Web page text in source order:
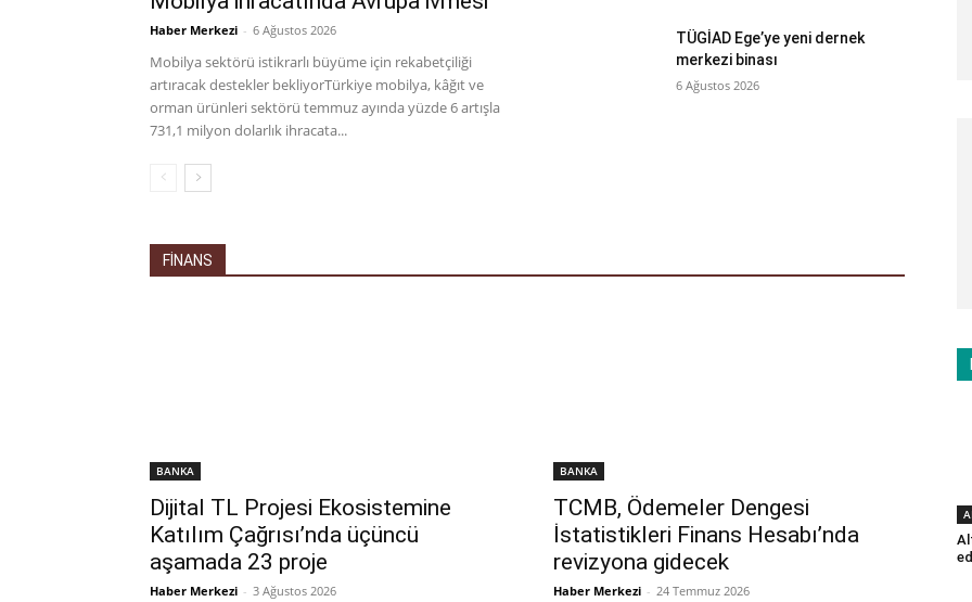
Haber Merkezi - 6 Ağustos 2026
Mobilya sektörü istikrarlı büyüme için rekabetçiliği
artıracak destekler bekliyorTürkiye mobilya, kâğıt ve
orman ürünleri sektörü temmuz ayında yüzde 6 artışla
731,1 milyon dolarlık ihracata...
TÜGİAD Ege’ye yeni dernek
merkezi binası
6 Ağustos 2026
FİNANS
BANKA
Dijital TL Projesi Ekosistemine
Katılım Çağrısı’nda üçüncü
aşamada 23 proje
Haber Merkezi - 3 Ağustos 2026
BANKA
TCMB, Ödemeler Dengesi
İstatistikleri Finans Hesabı’nda
revizyona gidecek
Haber Merkezi - 24 Temmuz 2026